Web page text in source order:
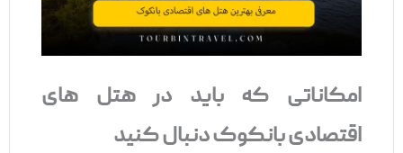
امکاناتی که باید در هتل‌ های
اقتصادی بانکوک دنبال کنید